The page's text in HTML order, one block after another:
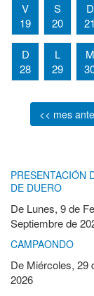
V
19
S
20
D
21
D
28
L
29
M
<< mes
PRESENTACIÓN
DE DUERO
De Lunes, 9 de
Septiembre de
CAMPAONDO
De Miércoles, 29
2026